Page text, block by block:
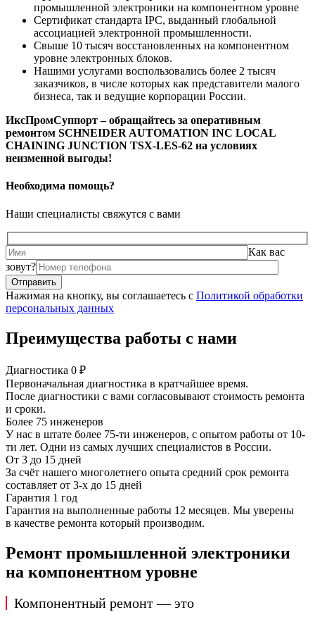
промышленной электроники на компонентном уровне
Сертификат стандарта IPC, выданный глобальной
ассоциацией электронной промышленности.
Свыше 10 тысяч восстановленных на компонентном
уровне электронных блоков.
Нашими услугами воспользовались более 2 тысяч
заказчиков, в числе которых как представители малого
бизнеса, так и ведущие корпорации России.
ИксПромСуппорт – обращайтесь за оперативным
ремонтом SCHNEIDER AUTOMATION INC LOCAL
CHAINING JUNCTION TSX-LES-62 на условиях
неизменной выгоды!
Необходима помощь?
Наши специалисты свяжутся с вами
Как вас
зовут?
Нажимая на кнопку, вы соглашаетесь с Политикой обработки
персональных данных
Преимущества работы с нами
Диагностика 0 ₽
Первоначальная диагностика в кратчайшее время.
После диагностики с вами согласовывают стоимость ремонта
и сроки.
Более 75 инженеров
У нас в штате более 75-ти инженеров, с опытом работы от 10-
ти лет. Одни из самых лучших специалистов в России.
От 3 до 15 дней
За счёт нашего многолетнего опыта средний срок ремонта
составляет от 3-х до 15 дней
Гарантия 1 год
Гарантия на выполненные работы 12 месяцев. Мы уверены
в качестве ремонта который производим.
Ремонт промышленной электроники
на компонентном уровне
Компонентный ремонт — это